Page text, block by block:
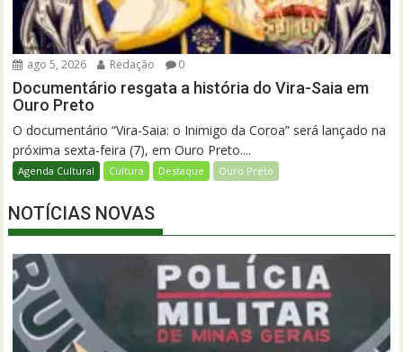
ago 5, 2026 Redação 0
Documentário resgata a história do Vira-Saia em
Ouro Preto
O documentário “Vira-Saia: o Inimigo da Coroa” será lançado na
próxima sexta-feira (7), em Ouro Preto....
Agenda Cultural Cultura Destaque Ouro Preto
NOTÍCIAS NOVAS